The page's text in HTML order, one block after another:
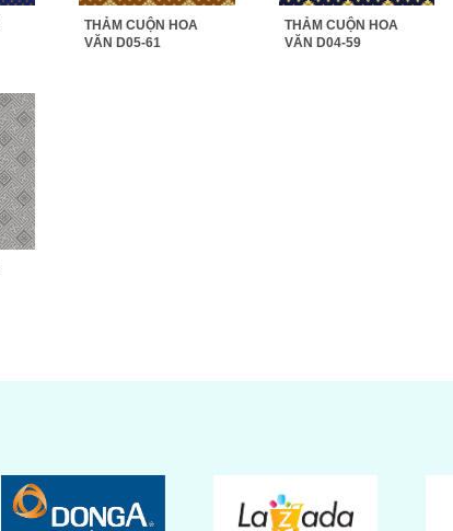
THẢM CUỘN HOA
VĂN D05-61
THẢM CUỘN HOA
VĂN D04-59